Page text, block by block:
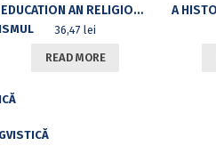
EDUCATION AN RELIGION IN THE ROMANIAN SOCIETY (1800-1914). STUDIES
36,47 lei
READ MORE